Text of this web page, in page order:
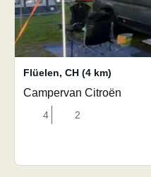
Flüelen, CH (4 km)
Campervan Citroën
4 2